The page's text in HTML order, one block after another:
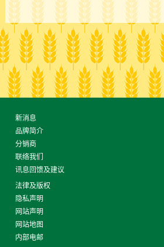
新消息
品牌简介
分销商
联络我们
讯息回馈及建议
法律及版权
隐私声明
网站声明
网站地图
内部电邮